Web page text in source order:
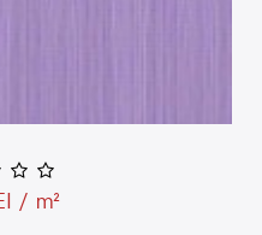
19,00 LEI / m²